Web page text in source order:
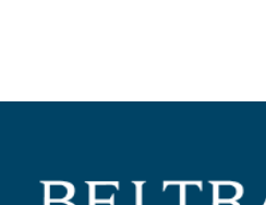
Kit 6 rodillos